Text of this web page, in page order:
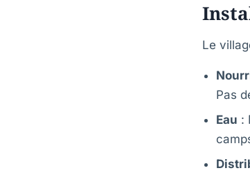
Le
Pas
Eau :